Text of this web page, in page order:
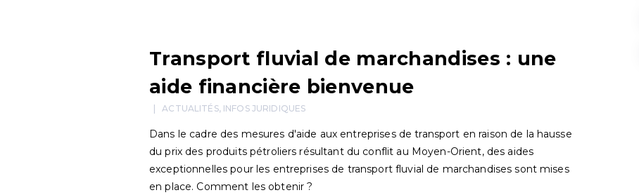
Transport fluvial de marchandises : une
aide financière bienvenue
ACTUALITÉS, INFOS JURIDIQUES
Dans le cadre des mesures d'aide aux entreprises de transport en raison de la hausse
du prix des produits pétroliers résultant du conflit au Moyen-Orient, des aides
exceptionnelles pour les entreprises de transport fluvial de marchandises sont mises
en place. Comment les obtenir ?